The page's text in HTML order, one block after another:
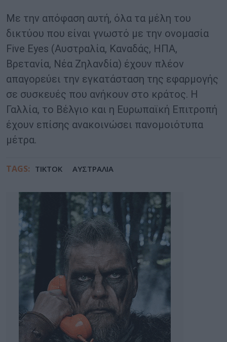
Με την απόφαση αυτή, όλα τα μέλη του
δικτύου που είναι γνωστό με την ονομασία
Five Eyes (Αυστραλία, Καναδάς, ΗΠΑ,
Βρετανία, Νέα Ζηλανδία) έχουν πλέον
απαγορεύει την εγκατάσταση της εφαρμογής
σε συσκευές που ανήκουν στο κράτος. Η
Γαλλία, το Βέλγιο και η Ευρωπαϊκή Επιτροπή
έχουν επίσης ανακοινώσει πανομοιότυπα
μέτρα.
TAGS: TIKTOK ΑΥΣΤΡΑΛΙΑ